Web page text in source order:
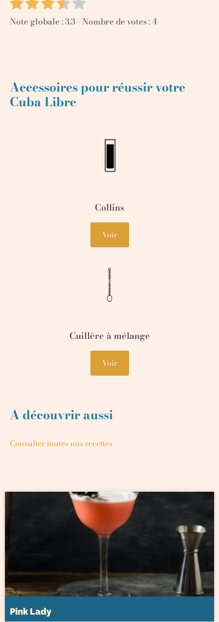
Note globale :3.3- Nombre de votes :4
Accessoires pour réussir votre
Cuba Libre
Collins
Voir
Cuillère à mélange
Voir
A découvrir aussi
Consulter toutes nos recettes
Pink Lady